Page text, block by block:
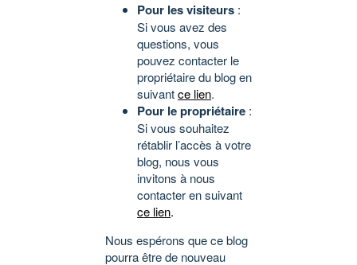
Pour les visiteurs :
Si vous avez des
questions, vous
pouvez contacter le
propriétaire du blog en
suivantce lien.
Pour le propriétaire :
Si vous souhaitez
rétablir l’accès à votre
blog, nous vous
invitons à nous
contacter en suivant
ce lien.
Nous espérons que ce blog
pourra être de nouveau